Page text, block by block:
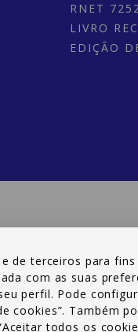
RNET
LIVRO
EDIÇÃO
de terceiros para
com as suas
perfil. Pode
cookies”. Também
todos os